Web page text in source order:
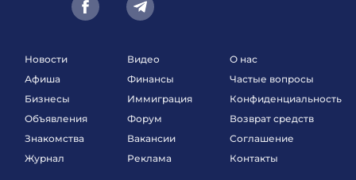
Новости
Афиша
Бизнесы
Объявления
Знакомства
Журнал
Видео
Финансы
Иммиграция
Форум
Вакансии
Реклама
О нас
Частые вопросы
Конфиденциальность
Возврат средств
Соглашение
Контакты